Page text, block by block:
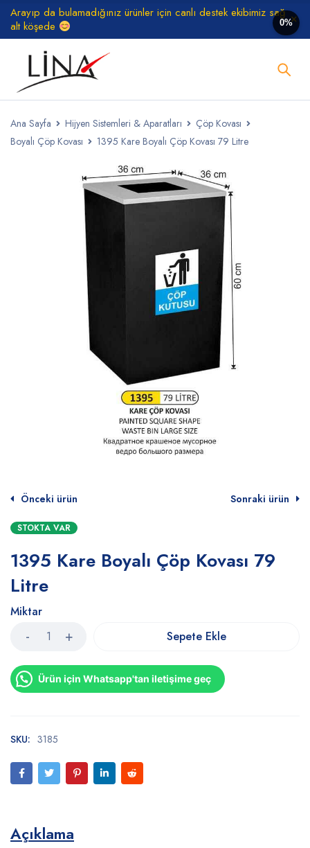
Arayıp da bulamadığınız ürünler için canlı destek ekibimiz sağ
alt köşede
Ana Sayfa Hijyen Sistemleri & Aparatları
Çöp Kovası
Boyalı Çöp Kovası
1395 Kare Boyalı Çöp Kovası 79 Litre
Önceki ürün Sonraki ürün
STOKTA VAR
1395 Kare Boyalı Çöp Kovası 79
Litre
Miktar
Sepete Ekle
Ürün için Whatsapp'tan iletişime geç
SKU: 3185
Açıklama
0%